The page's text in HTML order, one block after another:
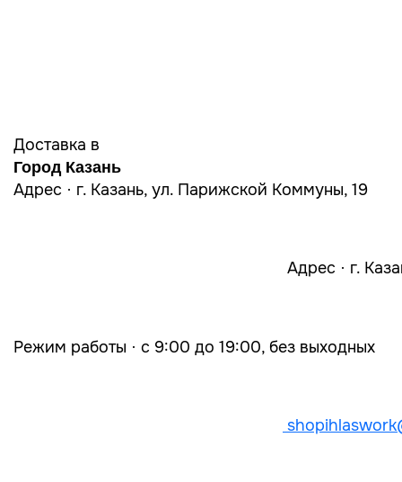
Доставка в
Город Казань
Адрес · г. Казань, ул. Парижской Коммуны, 19
Адрес · г.
Режим работы · с 9:00 до 19:00, без выходных